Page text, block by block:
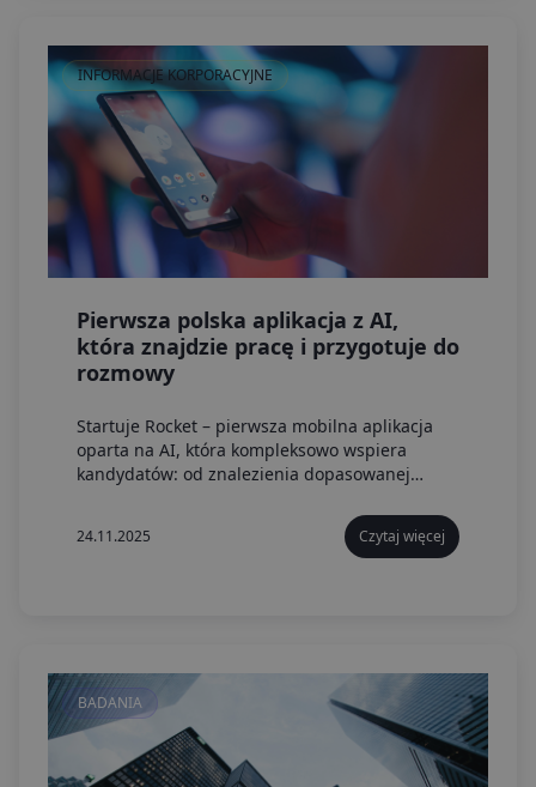
INFORMACJE KORPORACYJNE
Pierwsza polska aplikacja z AI,
która znajdzie pracę i przygotuje do
rozmowy
Startuje Rocket – pierwsza mobilna aplikacja
oparta na AI, która kompleksowo wspiera
kandydatów: od znalezienia dopasowanej
przygotowanie do rozmowy kwalifikacyjnej.
24.11.2025 Czytaj więcej
BADANIA